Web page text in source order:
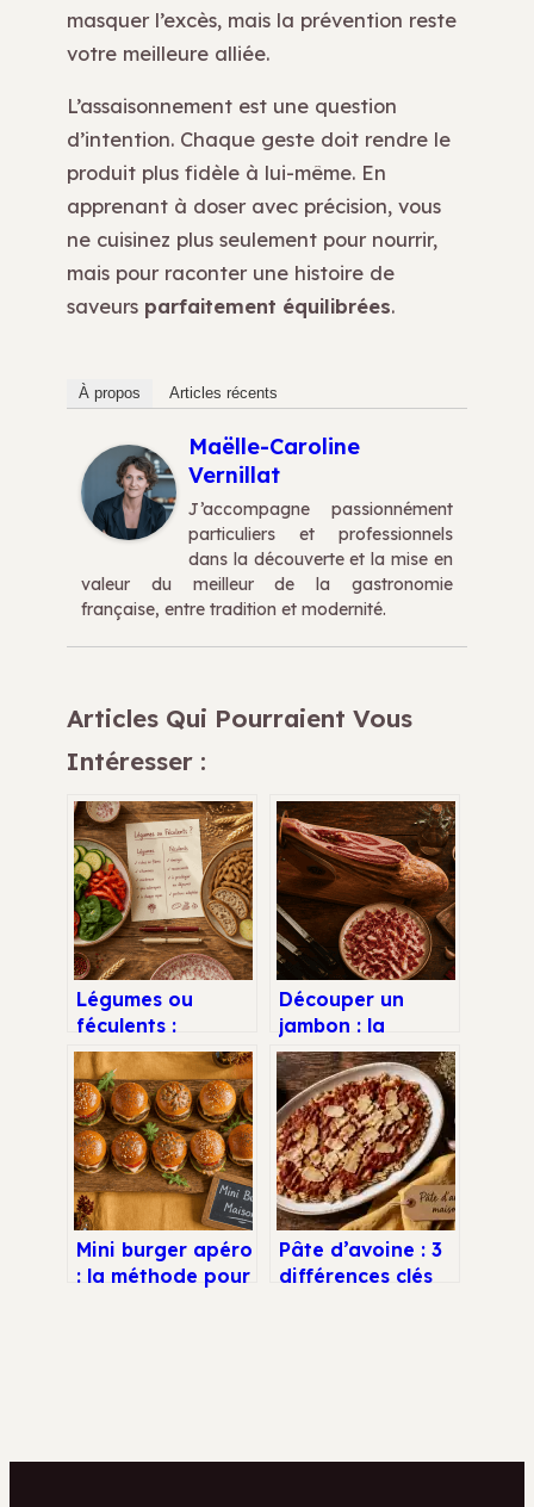
masquer l’excès, mais la prévention reste
votre meilleure alliée.
L’assaisonnement est une question
d’intention. Chaque geste doit rendre le
produit plus fidèle à lui-même. En
apprenant à doser avec précision, vous
ne cuisinez plus seulement pour nourrir,
mais pour raconter une histoire de
saveurs parfaitement équilibrées.
À propos Articles récents
Maëlle-Caroline
Vernillat
J’accompagne passionnément
particuliers et professionnels
dans la découverte et la mise en
valeur du meilleur de la gastronomie
française, entre tradition et modernité.
Articles Qui Pourraient Vous
Intéresser :
Légumes ou
féculents :
comment
distinguer les
deux familles
pour équilibrer
vos repas
Découper un
jambon : la
méthode pour
des tranches
parfaites de 2 mm
Mini burger apéro
: la méthode pour
Pâte d’avoine : 3
différences clés